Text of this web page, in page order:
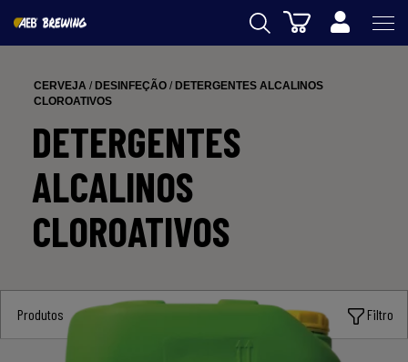
ENOLOGIA
CERVEJA
FOOD
SPIRITS
Carrinho
CERVEJA / DESINFEÇÃO / DETERGENTES ALCALINOS
CLOROATIVOS
DETERGENTES
ALCALINOS
CLOROATIVOS
Produtos Filtro